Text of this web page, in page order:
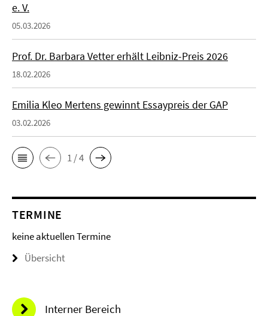
e. V.
05.03.2026
Prof. Dr. Barbara Vetter erhält Leibniz-Preis 2026
18.02.2026
Emilia Kleo Mertens gewinnt Essaypreis der GAP
03.02.2026
1 / 4
TERMINE
keine aktuellen Termine
Übersicht
Interner Bereich